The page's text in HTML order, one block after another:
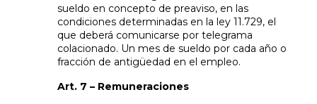
sueldo en concepto de preaviso, en las
condiciones determinadas en la ley 11.729, el
que deberá comunicarse por telegrama
colacionado. Un mes de sueldo por cada año o
fracción de antigüedad en el empleo.
Art. 7 – Remuneraciones